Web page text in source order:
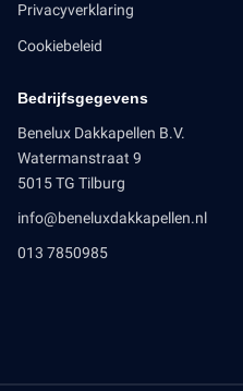
Privacyverklaring
Cookiebeleid
Bedrijfsgegevens
Benelux Dakkapellen B.V.
Watermanstraat 9
5015 TG Tilburg
info@beneluxdakkapellen.nl
013 7850985